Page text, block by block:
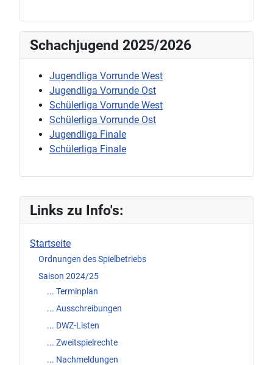
Links zu Info's:
Startseite
Ordnungen des Spielbetriebs
Saison 2024/25
... Terminplan
... Ausschreibungen
... DWZ-Listen
... Zweitspielrechte
... Nachmeldungen
Schachjugend 2025/2026
Jugendliga Vorrunde West
Jugendliga Vorrunde Ost
Schülerliga Vorrunde West
Schülerliga Vorrunde Ost
Jugendliga Finale
Schülerliga Finale